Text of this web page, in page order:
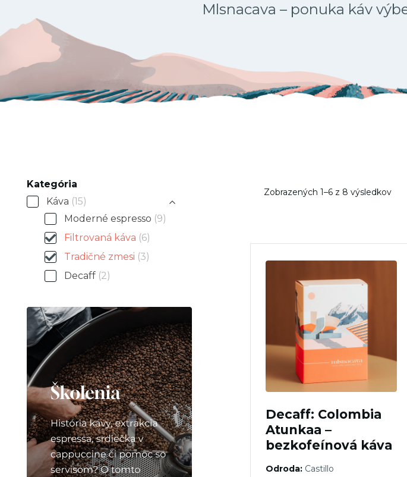
Mlsnacava – ponuka káv
Zobrazených 1–6 z 8 výsledkov
Decaff: Colombia
Atunkaa –
bezkofeínová káva
Odroda: Castillo
Kategória
Káva (15)
Moderné espresso (9)
Filtrovaná káva (6)
Tradičné zmesi (3)
Decaff (2)